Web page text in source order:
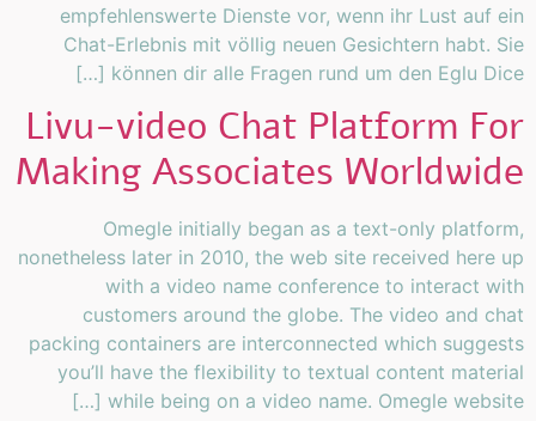
empfehlenswerte Dienste vor, wenn ihr Lust auf ein
Chat-Erlebnis mit völlig neuen Gesichtern habt. Sie
können dir alle Fragen rund um den Eglu Dice […]
Livu-video Chat Platform For
Making Associates Worldwide
Omegle initially began as a text-only platform,
nonetheless later in 2010, the web site received here up
with a video name conference to interact with
customers around the globe. The video and chat
packing containers are interconnected which suggests
you’ll have the flexibility to textual content material
while being on a video name. Omegle website […]